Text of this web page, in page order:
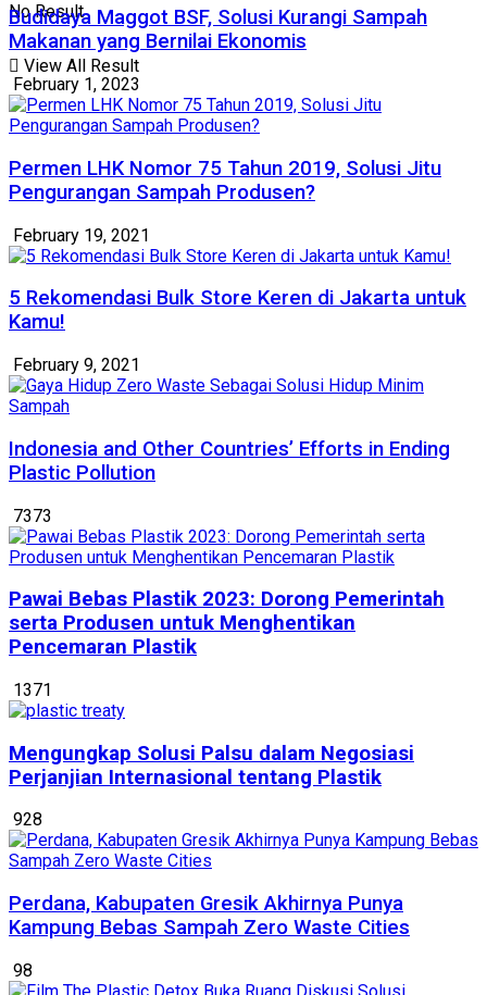
No Result
View All Result
Budidaya Maggot BSF, Solusi Kurangi Sampah
Makanan yang Bernilai Ekonomis
February 1, 2023
Permen LHK Nomor 75 Tahun 2019, Solusi Jitu
Pengurangan Sampah Produsen?
February 19, 2021
5 Rekomendasi Bulk Store Keren di Jakarta untuk
Kamu!
February 9, 2021
Indonesia and Other Countries’ Efforts in Ending
Plastic Pollution
7373
Pawai Bebas Plastik 2023: Dorong Pemerintah
serta Produsen untuk Menghentikan
Pencemaran Plastik
1371
Mengungkap Solusi Palsu dalam Negosiasi
Perjanjian Internasional tentang Plastik
928
Perdana, Kabupaten Gresik Akhirnya Punya
Kampung Bebas Sampah Zero Waste Cities
98